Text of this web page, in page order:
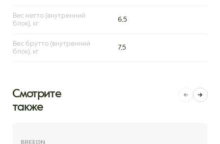
Вес нетто (внутренний
блок), кг
6,5
Вес брутто (внутренний
блок), кг
7,5
Смотрите
также